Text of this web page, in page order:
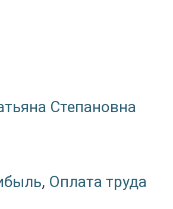
Степановна
, Оплата труда